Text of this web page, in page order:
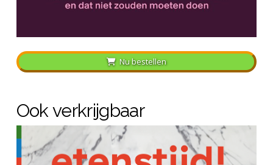
Nu bestellen
Ook verkrijgbaar